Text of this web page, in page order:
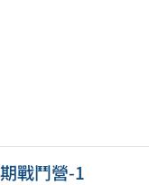
戰鬥營-1